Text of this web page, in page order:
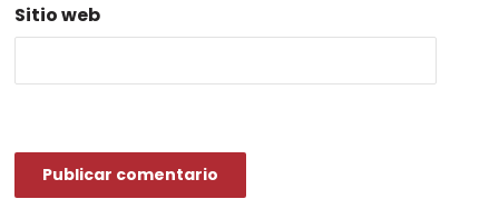
Sitio web